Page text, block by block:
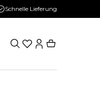
Schnelle Lieferung